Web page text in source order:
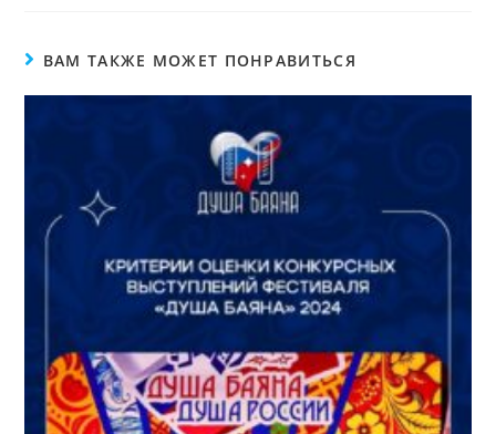
ВАМ ТАКЖЕ МОЖЕТ ПОНРАВИТЬСЯ